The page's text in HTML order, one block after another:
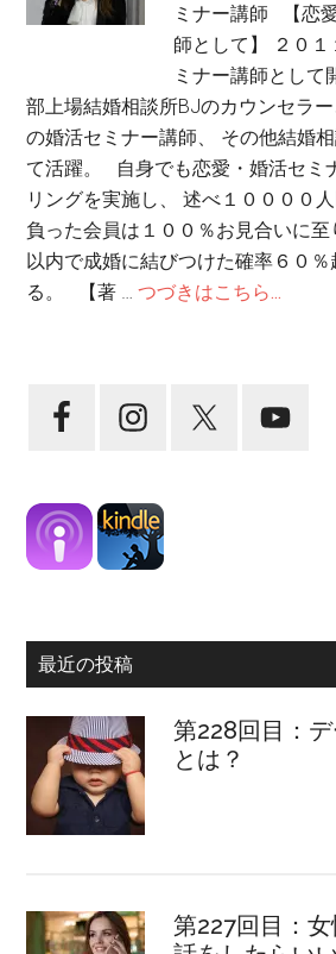
ミナー講師 【恋
師として】 ２０
ミナー講師として
部上場結婚相談所BJのカウンセラ
の婚活セミナー講師、 その他結婚
て活躍。 自身でも恋愛・婚活セミ
リングを実施し、 述べ１００００
負った会員は１００％お見合いに
以内で成婚に結びつけた確率６０
る。 【著 …つづきはこちら...
最近の投稿
第228回目：
とは？
第227回目：